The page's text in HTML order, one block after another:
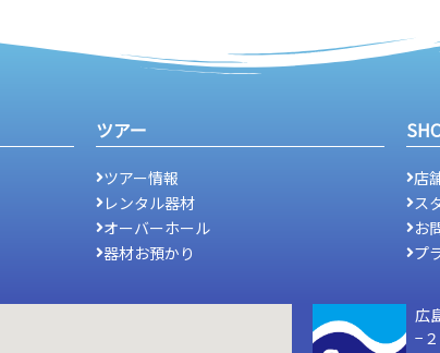
ツアー
ツアー情報
レンタル器材
オーバーホール
器材お預かり
店
ス
お
プ
広
−